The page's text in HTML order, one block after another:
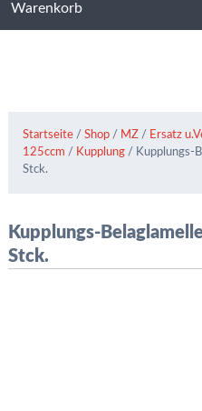
Warenkorb
Startseite /Shop / MZ / Ersatz
125ccm / Kupplung / Kupplungs-
Stck.
Kupplungs-
Stck.